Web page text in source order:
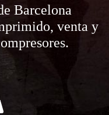
Barcelona
venta y